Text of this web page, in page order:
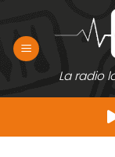
contenu
La radio